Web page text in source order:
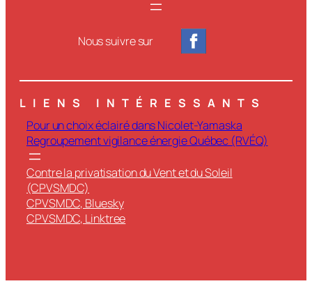
Nous suivre sur
LIENS INTÉRESSANTS
Pour un choix éclairé dans Nicolet-Yamaska
Regroupement vigilance énergie Québec (RVÉQ)
Contre la privatisation du Vent et du Soleil
(CPVSMDC)
CPVSMDC, Bluesky
CPVSMDC, Linktree